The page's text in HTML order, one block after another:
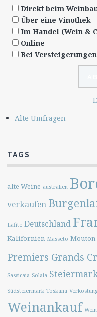
Direkt beim
Über eine Vinothek
Im Handel (Wein &
Online
Bei
Alte Umfragen
TAGS
alte Weine australien
verkaufen
Lafite Deutschland
Kalifornien Masseto Mouton
Premiers Grands
Sassicaia Solaia Steiermark
Südsteiermark Toskana
Weinankauf